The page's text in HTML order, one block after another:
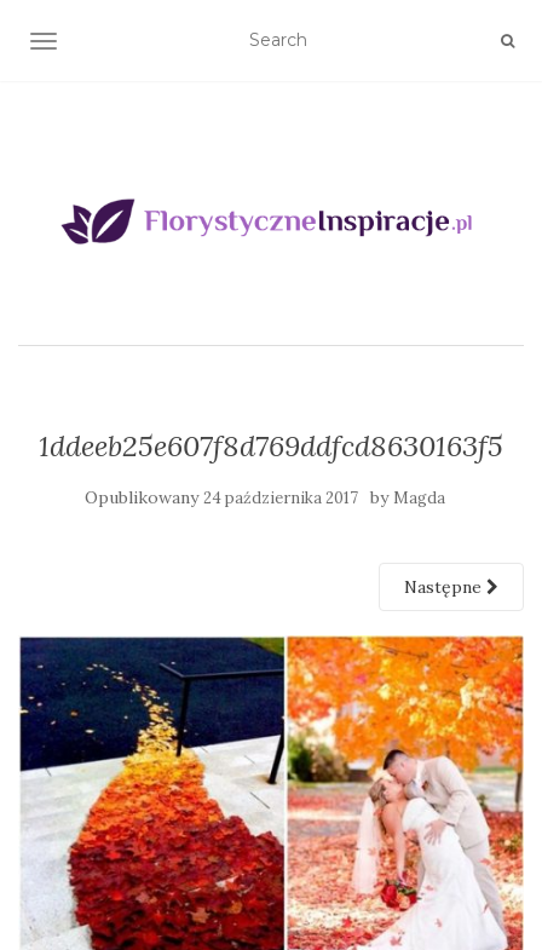
TOGGLE NAVIGATION
1ddeeb25e607f8d769ddfcd8630163f5
Opublikowany24 października 2017 by Magda
Następne